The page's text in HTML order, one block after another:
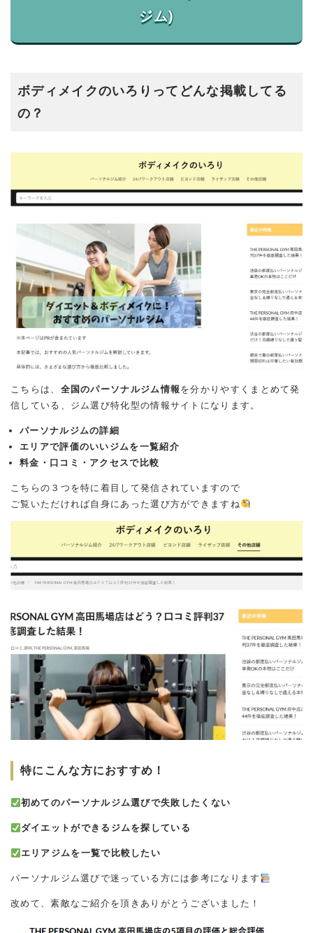
ボディメイクのいろりってどんな掲載してる
の？
こちらは、 全国のパーソナルジム情報 を分かりやすくまとめて発
信している、ジム選び特化型の情報サイトになります。
パーソナルジムの詳細
エリアで評価のいいジムを一覧紹介
料金・口コミ・アクセスで比較
こちらの３つを特に着目して発信されていますので
ご覧いただければ自身にあった選び方ができますね
特にこんな方におすすめ！
初めてのパーソナルジム選びで失敗したくない
ダイエットができるジムを探している
エリアジムを一覧で比較したい
パーソナルジム選びで迷っている方には参考になります
改めて、素敵なご紹介を頂きありがとうございました！